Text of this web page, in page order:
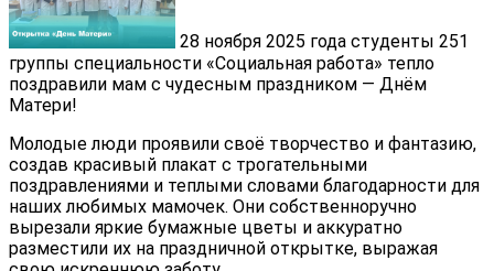
28 ноября 2025 года студенты 251
группы специальности «Социальная работа» тепло
поздравили мам с чудесным праздником — Днём
Матери!
Молодые люди проявили своё творчество и фантазию,
создав красивый плакат с трогательными
поздравлениями и теплыми словами благодарности для
наших любимых мамочек. Они собственноручно
вырезали яркие бумажные цветы и аккуратно
разместили их на праздничной открытке, выражая